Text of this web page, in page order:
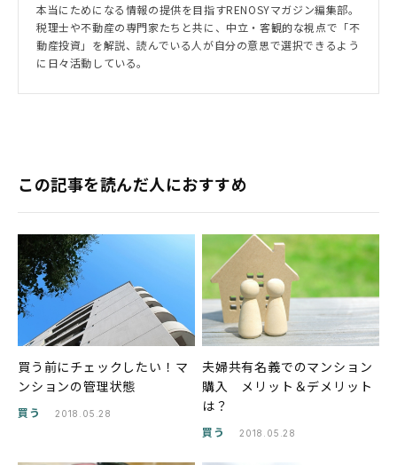
本当にためになる情報の提供を目指すRENOSYマガジン編集部。
税理士や不動産の専門家たちと共に、中立・客観的な視点で「不
動産投資」を解説、読んでいる人が自分の意思で選択できるよう
に日々活動している。
この記事を読んだ人におすすめ
買う前にチェックしたい！マ
ンションの管理状態
買う 2018.05.28
夫婦共有名義でのマンション
購入 メリット＆デメリット
は？
買う 2018.05.28